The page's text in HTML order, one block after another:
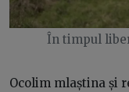
În timpul
Ocolim mlaștina și